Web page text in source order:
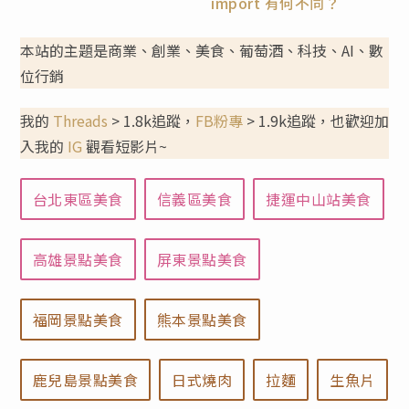
本站的主題是商業、創業、美食、葡萄酒、科技、AI、數
位行銷
我的 Threads > 1.8k追蹤， FB粉專> 1.9k追蹤，也歡迎加
入我的 IG 觀看短影片~
台北東區美食 信義區美食 捷運中山站美食
高雄景點美食 屏東景點美食
福岡景點美食 熊本景點美食
鹿兒島景點美食 日式燒肉 拉麵 生魚片